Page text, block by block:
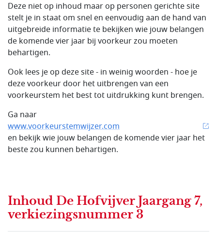
Deze niet op inhoud maar op personen gerichte site
stelt je in staat om snel en eenvoudig aan de hand van
uitgebreide informatie te bekijken wie jouw belangen
de komende vier jaar bij voorkeur zou moeten
behartigen.
Ook lees je op deze site - in weinig woorden - hoe je
deze voorkeur door het uitbrengen van een
voorkeurstem het best tot uitdrukking kunt brengen.
Ga naar
www.voorkeurstemwijzer.com
en bekijk wie jouw belangen de komende vier jaar het
beste zou kunnen behartigen.
Inhoud De Hofvijver Jaargang 7,
verkiezingsnummer 3